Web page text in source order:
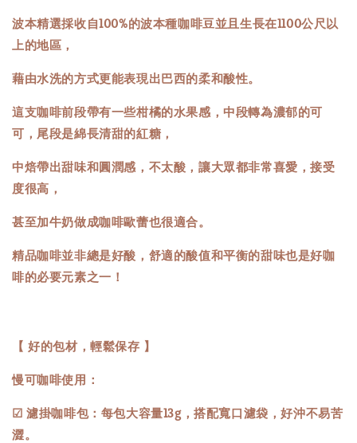
波本精選採收自100%的波本種咖啡豆並且生長在1100公尺以
上的地區，
藉由水洗的方式更能表現出巴西的柔和酸性。
這支咖啡前段帶有一些柑橘的水果感，中段轉為濃郁的可
可，尾段是綿長清甜的紅糖，
中焙帶出甜味和圓潤感，不太酸，讓大眾都非常喜愛，接受
度很高，
甚至加牛奶做成咖啡歐蕾也很適合。
精品咖啡並非總是好酸，舒適的酸值和平衡的甜味也是好咖
啡的必要元素之一！
【 好的包材，輕鬆保存 】
慢可咖啡使用：
☑ 濾掛咖啡包：每包大容量13g，搭配寬口濾袋，好沖不易苦
澀。